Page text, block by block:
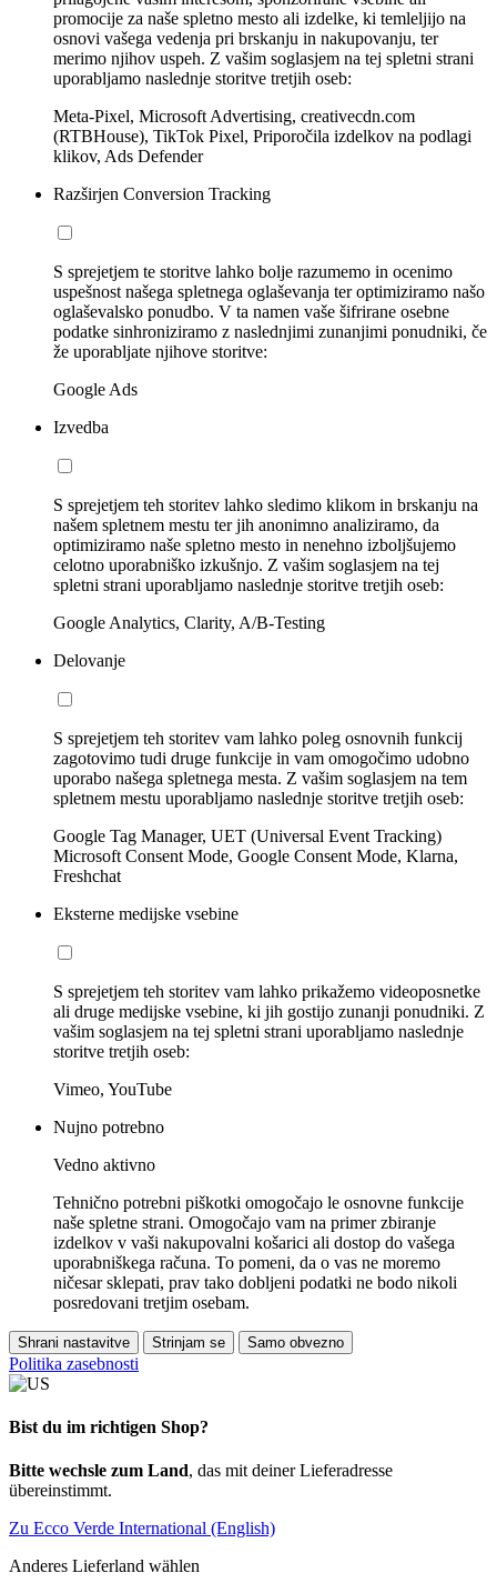
promocije za naše spletno mesto ali izdelke, ki temleljijo na
osnovi vašega vedenja pri brskanju in nakupovanju, ter
merimo njihov uspeh. Z vašim soglasjem na tej spletni strani
uporabljamo naslednje storitve tretjih oseb:
Meta-Pixel, Microsoft Advertising, creativecdn.com
(RTBHouse), TikTok Pixel, Priporočila izdelkov na podlagi
klikov, Ads Defender
Razširjen Conversion Tracking
S sprejetjem te storitve lahko bolje razumemo in ocenimo
uspešnost našega spletnega oglaševanja ter optimiziramo našo
oglaševalsko ponudbo. V ta namen vaše šifrirane osebne
podatke sinhroniziramo z naslednjimi zunanjimi ponudniki, če
že uporabljate njihove storitve:
Google Ads
Izvedba
S sprejetjem teh storitev lahko sledimo klikom in brskanju na
našem spletnem mestu ter jih anonimno analiziramo, da
optimiziramo naše spletno mesto in nenehno izboljšujemo
celotno uporabniško izkušnjo. Z vašim soglasjem na tej
spletni strani uporabljamo naslednje storitve tretjih oseb:
Google Analytics, Clarity, A/B-Testing
Delovanje
S sprejetjem teh storitev vam lahko poleg osnovnih funkcij
zagotovimo tudi druge funkcije in vam omogočimo udobno
uporabo našega spletnega mesta. Z vašim soglasjem na tem
spletnem mestu uporabljamo naslednje storitve tretjih oseb:
Google Tag Manager, UET (Universal Event Tracking)
Microsoft Consent Mode, Google Consent Mode, Klarna,
Freshchat
Eksterne medijske vsebine
S sprejetjem teh storitev vam lahko prikažemo videoposnetke
ali druge medijske vsebine, ki jih gostijo zunanji ponudniki. Z
vašim soglasjem na tej spletni strani uporabljamo naslednje
storitve tretjih oseb:
Vimeo, YouTube
Nujno potrebno
Vedno aktivno
Tehnično potrebni piškotki omogočajo le osnovne funkcije
naše spletne strani. Omogočajo vam na primer zbiranje
izdelkov v vaši nakupovalni košarici ali dostop do vašega
uporabniškega računa. To pomeni, da o vas ne moremo
ničesar sklepati, prav tako dobljeni podatki ne bodo nikoli
posredovani tretjim osebam.
Shrani nastavitve Strinjam se Samo obvezno
Politika zasebnosti
Bist du im richtigen Shop?
Bitte wechsle zum Land, das mit deiner Lieferadresse
übereinstimmt.
Zu Ecco Verde International (English)
Anderes Lieferland wählen